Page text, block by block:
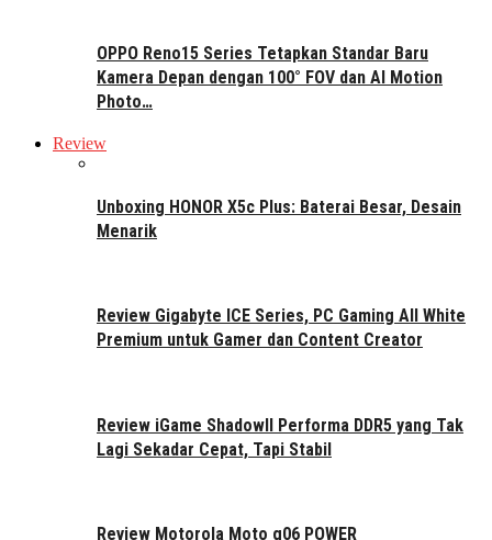
OPPO Reno15 Series Tetapkan Standar Baru
Kamera Depan dengan 100° FOV dan AI Motion
Photo…
Review
Unboxing HONOR X5c Plus: Baterai Besar, Desain
Menarik
Review Gigabyte ICE Series, PC Gaming All White
Premium untuk Gamer dan Content Creator
Review iGame ShadowII Performa DDR5 yang Tak
Lagi Sekadar Cepat, Tapi Stabil
Review Motorola Moto g06 POWER